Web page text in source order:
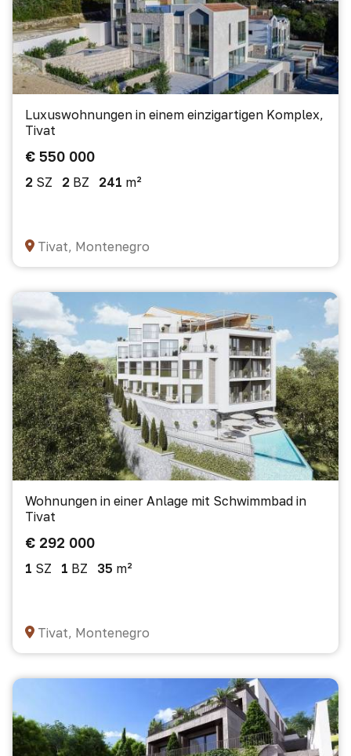
Luxuswohnungen in einem einzigartigen Komplex,
Tivat
€ 550 000
2 SZ 2 BZ 241 m²
Tivat, Montenegro
Wohnungen in einer Anlage mit Schwimmbad in
Tivat
€ 292 000
1 SZ 1 BZ 35 m²
Tivat, Montenegro